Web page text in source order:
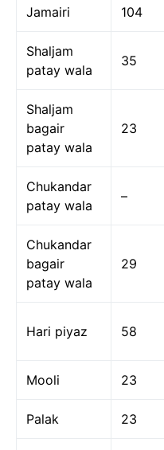
Jamairi 104
Shaljam
patay wala
35
Shaljam
bagair
patay wala
23
Chukandar
patay wala
–
Chukandar
bagair
patay wala
29
Hari piyaz 58
Mooli 23
Palak 23